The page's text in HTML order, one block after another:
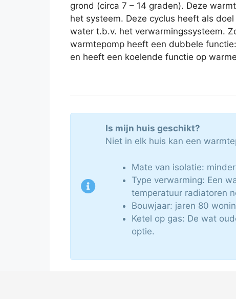
grond (circa 7 – 14 graden). Deze
het systeem. Deze cyclus heeft als
water t.b.v. het verwarmingssysteem.
warmtepomp heeft een dubbele
en heeft een koelende functie op
Is mijn huis geschikt?
Niet in elk huis kan een
Mate van isolatie:
Type verwarming: Een
temperatuur radiatoren
Bouwjaar: jaren 80
Ketel op gas: De wat
optie.